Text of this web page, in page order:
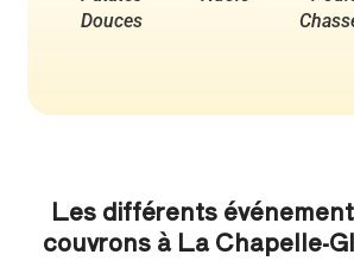
Douces
Les différents
couvrons à La Chapelle-